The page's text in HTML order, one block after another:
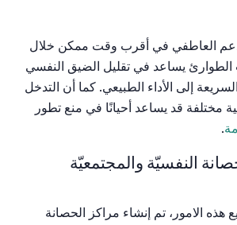
العاطفي في أقرب وقت ممكن خلال
الطوارئ يساعد في تقليل الضيق النفسي
السريعة إلى الأداء الطبيعي. كما أن التدخل
مختلفة قد يساعد أحيانًا في منع تطور
.
النفسيّة والمجتمعيّة
هذه الامور ، تم إنشاء مراكز الحصانة